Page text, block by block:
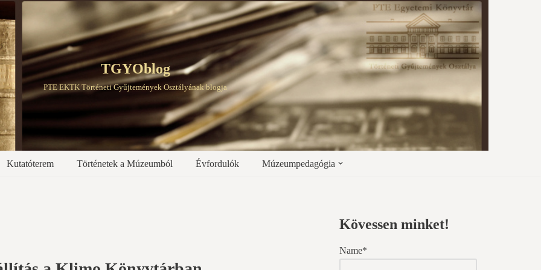
TGYOblog
PTE EKTK Történeti Gyűjtemények Osztályának blogja
Kutatóterem Történetek a Múzeumból Évfordulók Múzeumpedagógia
Kövessen minket!
Name*